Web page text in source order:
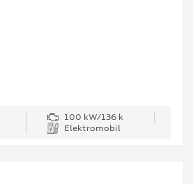
100 kW/136 k
Elektromobil